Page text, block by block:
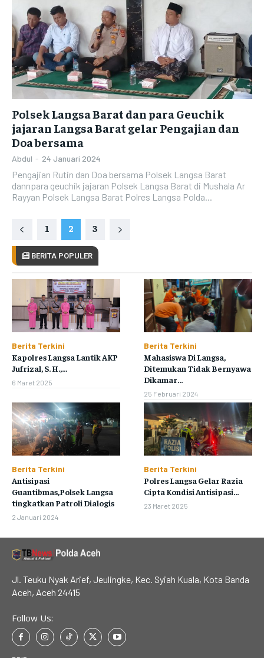
Polsek Langsa Barat dan para Geuchik
jajaran Langsa Barat gelar Pengajian dan
Doa bersama
Abdul - 24 Januari 2024
Pengajian Rutin dan Doa bersama Polsek Langsa Barat
dannpara geuchik jajaran Polsek Langsa Barat di Mushala Ar
Rayyan Polsek Langsa Barat Polres Langsa Polda...
1 2 3
BERITA POPULER
Berita Terkini
Kapolres Langsa Lantik AKP
Jufrizal, S. H.,...
6 Maret 2025
Berita Terkini
Mahasiswa Di Langsa,
Ditemukan Tidak Bernyawa
Dikamar...
25 Februari 2024
Berita Terkini
Antisipasi
Guantibmas,Polsek Langsa
tingkatkan Patroli Dialogis
2 Januari 2024
Berita Terkini
Polres Langsa Gelar Razia
Cipta Kondisi Antisipasi...
23 Maret 2025
Jl. Teuku Nyak Arief, Jeulingke, Kec. Syiah Kuala, Kota Banda
Aceh, Aceh 24415
Follow Us: